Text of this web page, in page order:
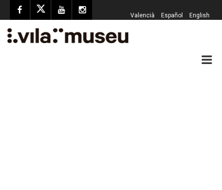
Valencià Español English